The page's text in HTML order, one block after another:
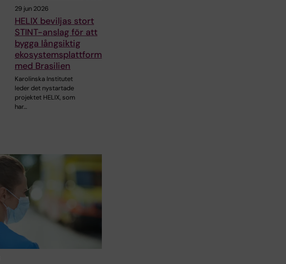
29 jun 2026
HELIX beviljas stort
STINT-anslag för att
bygga långsiktig
ekosystemsplattform
med Brasilien
Karolinska Institutet
leder det nystartade
projektet HELIX, som
har…